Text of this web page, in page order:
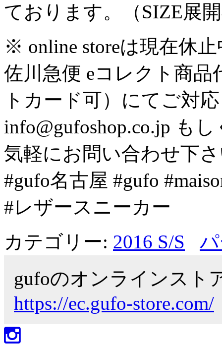
ております。（SIZE展
※ online storeは現在休
佐川急便 eコレクト商
トカード可）にてご対
info@gufoshop.co.jp も
気軽にお問い合わせ下
#gufo名古屋 #gufo
#レザースニーカー
カテゴリー: 2016 S/S
gufoのオンラインスト
https://ec.gufo-store.com/